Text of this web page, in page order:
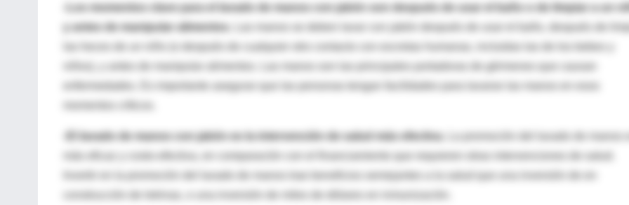
-Los momentos clave para el lavado de manos con jabón son después de usar el baño o de limpiar a un
y antes de manipular alimentos.
enfermedades. Es importante asegurar que las personas tengan facilidades para lavarse las manos en esos
-El lavado de manos con jabón es la intervención de salud más efectiva.
más eficaz y costo-efectiva, en comparación con el financiamiento que requieren otras intervenciones de salud.